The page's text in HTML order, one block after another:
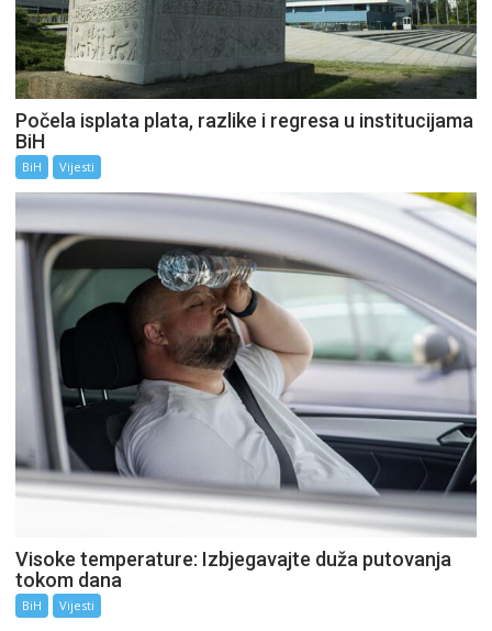
Počela isplata plata, razlike i regresa u institucijama
BiH
BiH Vijesti
Visoke temperature: Izbjegavajte duža putovanja
tokom dana
BiH Vijesti